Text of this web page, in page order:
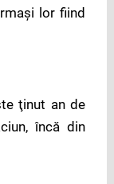
lor fiind
ţinut an de
încă din